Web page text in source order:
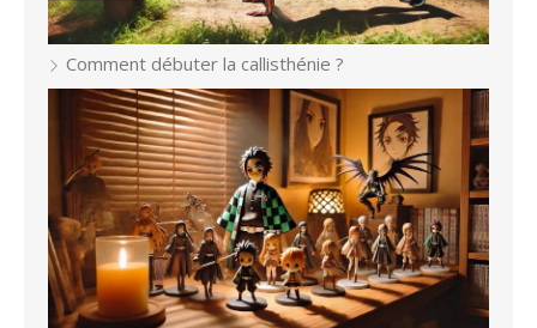
Comment débuter la callisthénie ?